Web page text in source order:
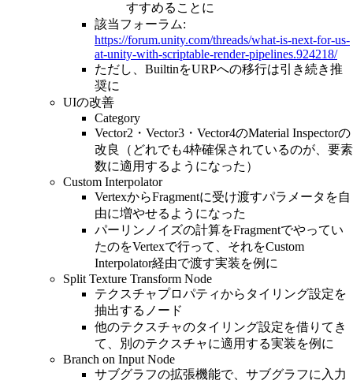
すすめることに
該当フォーラム:
https://forum.unity.com/threads/what-is-next-for-us-
at-unity-with-scriptable-render-pipelines.924218/
ただし、BuiltinをURPへの移行は引き続き推
奨に
UIの改善
Category
Vector2・Vector3・Vector4のMaterial Inspectorの
改良（どれでも4枠確保されているのが、要素
数に適用するようになった）
Custom Interpolator
VertexからFragmentに受け渡すパラメータを自
由に増やせるようになった
パーリンノイズの計算をFragmentでやってい
たのをVertexで行って、それをCustom
Interpolator経由で渡す実装を例に
Split Texture Transform Node
テクスチャプロパティからタイリング設定を
抽出するノード
他のテクスチャのタイリング設定を借りてき
て、別のテクスチャに適用する実装を例に
Branch on Input Node
サブグラフの拡張機能で、サブグラフに入力